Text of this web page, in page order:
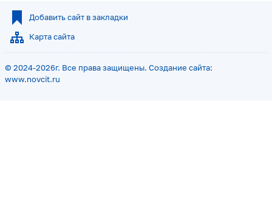
Добавить сайт в закладки
Карта сайта
© 2024-2026г. Все права защищены. Создание сайта:
www.novcit.ru